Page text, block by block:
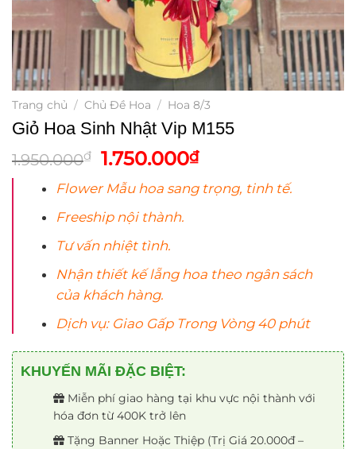
Trang chủ / Chủ Đề Hoa / Hoa 8/3
Giỏ Hoa Sinh Nhật Vip M155
1.950.000₫
Giá
gốc
là:
1.950.000₫.
1.750.000₫Giá
tại
Flower Mẫu hoa sang trọng, tinh tế.
Freeship nội thành.
Tư vấn nhiệt tình.
Nhận thiết kế lẵng hoa theo ngân sách
của khách hàng.
Dịch vụ: Giao Gấp Trong Vòng 40 phút
KHUYẾN MÃI ĐẶC BIỆT:
Miễn phí giao hàng tại khu vực nội thành với
hóa đơn từ 400K trở lên
Tặng Banner Hoặc Thiệp (Trị Giá 20.000đ –